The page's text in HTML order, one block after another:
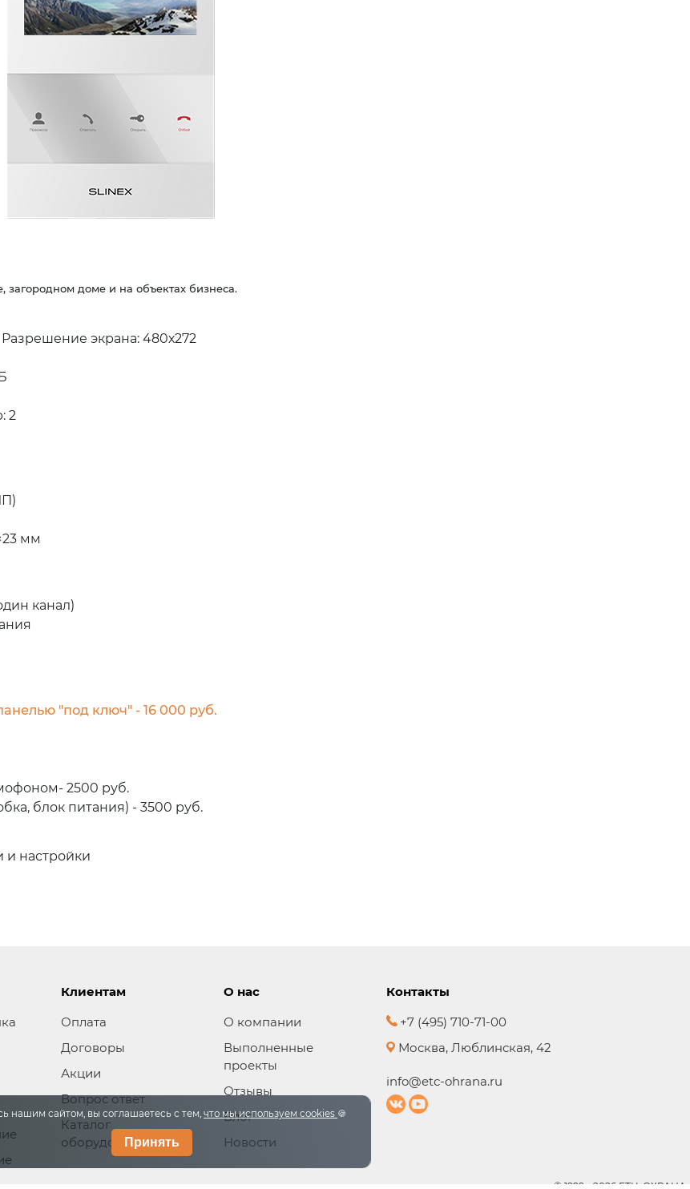
доме и на объектах бизнеса.
Разрешение экрана: 480х272
2
мм
канал)
"под ключ" - 16 000 руб.
2500 руб.
блок питания) - 3500 руб.
и настройки
Клиентам
Оплата
Договоры
Акции
Вопрос ответ
Каталог
оборудования
О нас
О компании
Выполненные
проекты
Отзывы
Блог
Новости
Контакты
+7 (495) 710-71-00
Москва, Люблинская, 42
info@etc-ohrana.ru
© 1999 - 2026 ЕТЦ-ОХРАНА
нашим сайтом, вы соглашаетесь с тем, что мы используем cookies 🍪
Принять